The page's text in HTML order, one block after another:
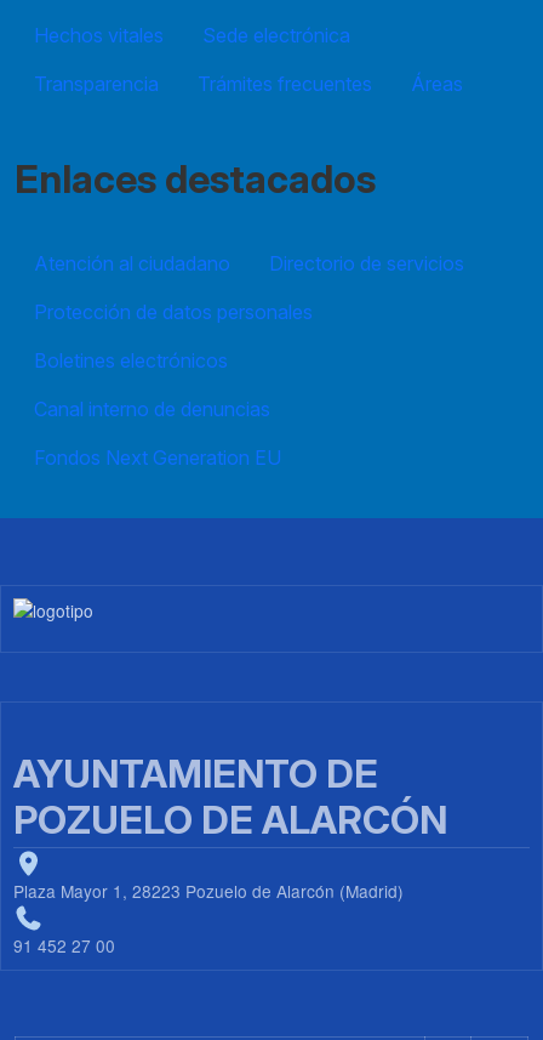
Hechos vitales
Sede electrónica
Transparencia
Trámites frecuentes Áreas
Enlaces destacados
Atención al ciudadano
Directorio de servicios
Protección de datos personales
Boletines electrónicos
Canal interno de denuncias
Fondos Next Generation EU
Imagen
AYUNTAMIENTO DE
POZUELO DE ALARCÓN
Plaza Mayor 1, 28223 Pozuelo de Alarcón (Madrid)
91 452 27 00